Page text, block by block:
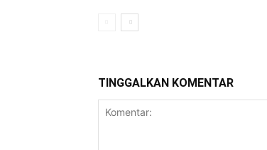
TINGGALKAN KOMENTAR